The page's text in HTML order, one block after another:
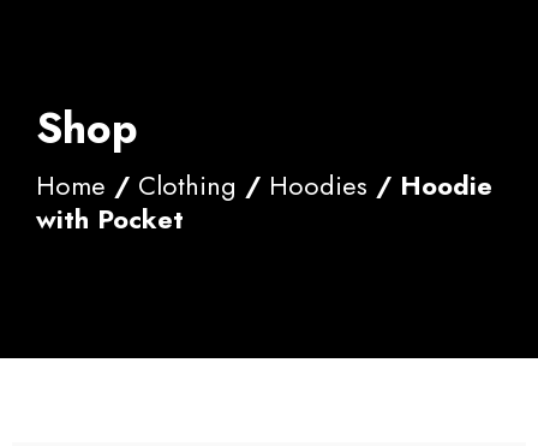
Shop
Home / Clothing / Hoodies / Hoodie
with Pocket